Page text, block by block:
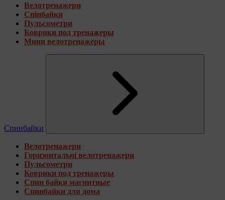
Велотренажери
Спінбайки
Пульсометри
Коврики под тренажеры
Мини велотренажеры
Спинбайки
Велотренажери
Горизонтальні велотренажери
Пульсометри
Коврики под тренажеры
Спин байки магнитные
Спинбайки для дома